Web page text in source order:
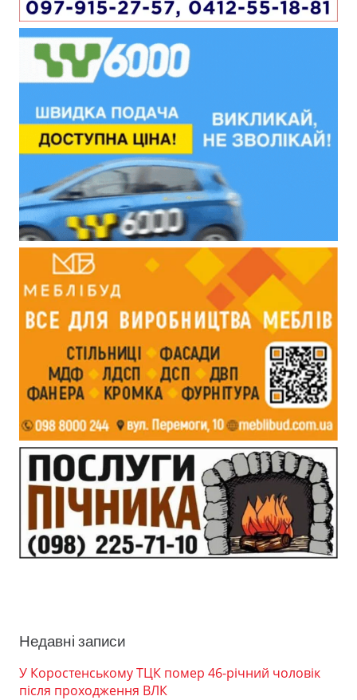
Недавні записи
У Коростенському ТЦК помер 46-річний чоловік
після проходження ВЛК